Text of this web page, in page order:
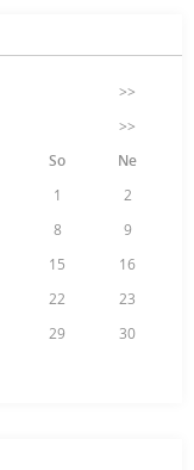
>>
>>
So
Ne
1
2
8
9
15
16
22
23
29
30